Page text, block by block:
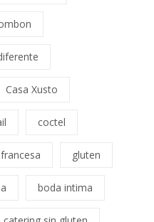
Casa Xusto
coctel
gluten
boda intima